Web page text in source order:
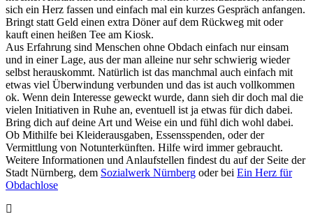
sich ein Herz fassen und einfach mal ein kurzes Gespräch anfangen.
Bringt statt Geld einen extra Döner auf dem Rückweg mit oder
kauft einen heißen Tee am Kiosk.
Aus Erfahrung sind Menschen ohne Obdach einfach nur einsam
und in einer Lage, aus der man alleine nur sehr schwierig wieder
selbst herauskommt. Natürlich ist das manchmal auch einfach mit
etwas viel Überwindung verbunden und das ist auch vollkommen
ok. Wenn dein Interesse geweckt wurde, dann sieh dir doch mal die
vielen Initiativen in Ruhe an, eventuell ist ja etwas für dich dabei.
Bring dich auf deine Art und Weise ein und fühl dich wohl dabei.
Ob Mithilfe bei Kleiderausgaben, Essensspenden, oder der
Vermittlung von Notunterkünften. Hilfe wird immer gebraucht.
Weitere Informationen und Anlaufstellen findest du auf der Seite der
Stadt Nürnberg, dem Sozialwerk Nürnberg oder bei Ein Herz für
Obdachlose